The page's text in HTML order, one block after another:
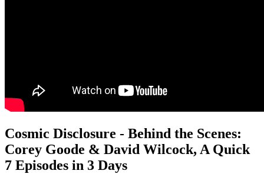
Cosmic Disclosure - Behind the Scenes:
Corey Goode & David Wilcock, A Quick
7 Episodes in 3 Days